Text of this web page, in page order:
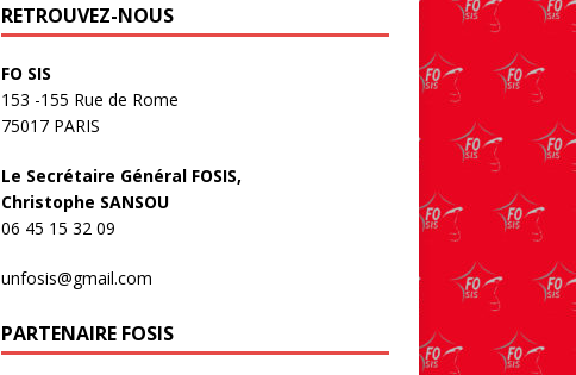
RETROUVEZ-NOUS
FO SIS
153 -155 Rue de Rome
75017 PARIS
Le Secrétaire Général FOSIS,
Christophe SANSOU
06 45 15 32 09
unfosis@gmail.com
PARTENAIRE FOSIS